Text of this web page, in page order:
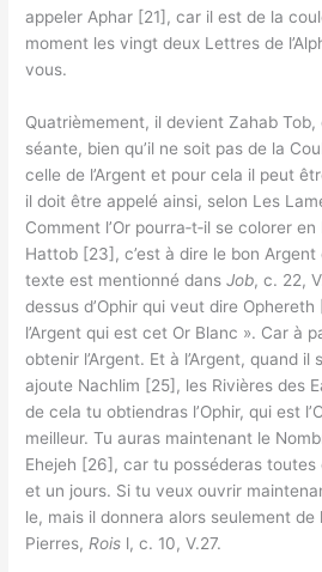
appeler Aphar [21], car il est de la
moment les vingt deux Lettres de
vous.
Quatrièmement, il devient Zahab Tob,
séante, bien qu’il ne soit pas de la
celle de l’Argent et pour cela il peut
il doit être appelé ainsi, selon Les
Comment l’Or pourra‑t‑il se colorer
Hattob [23], c’est à dire le bon
texte est mentionné dansJob, c. 22,
dessus d’Ophir qui veut dire
l’Argent qui est cet Or Blanc ». Car à
obtenir l’Argent. Et à l’Argent, quand il
ajoute Nachlim [25], les Rivières des
de cela tu obtiendras l’Ophir, qui est
meilleur. Tu auras maintenant le
Ehejeh [26], car tu posséderas
et un jours. Si tu veux ouvrir
le, mais il donnera alors seulement de
Pierres, Rois l, c. 10, V.27.